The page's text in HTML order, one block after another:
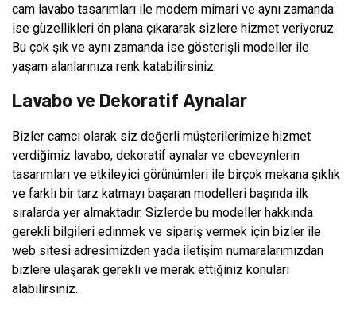
cam lavabo tasarımları ile modern mimari ve aynı zamanda
ise güzellikleri ön plana çıkararak sizlere hizmet veriyoruz.
Bu çok şık ve aynı zamanda ise gösterişli modeller ile
yaşam alanlarınıza renk katabilirsiniz.
Lavabo ve Dekoratif Aynalar
Bizler camcı olarak siz değerli müşterilerimize hizmet
verdiğimiz lavabo, dekoratif aynalar ve ebeveynlerin
tasarımları ve etkileyici görünümleri ile birçok mekana şıklık
ve farklı bir tarz katmayı başaran modelleri başında ilk
sıralarda yer almaktadır. Sizlerde bu modeller hakkında
gerekli bilgileri edinmek ve sipariş vermek için bizler ile
web sitesi adresimizden yada iletişim numaralarımızdan
bizlere ulaşarak gerekli ve merak ettiğiniz konuları
alabilirsiniz.